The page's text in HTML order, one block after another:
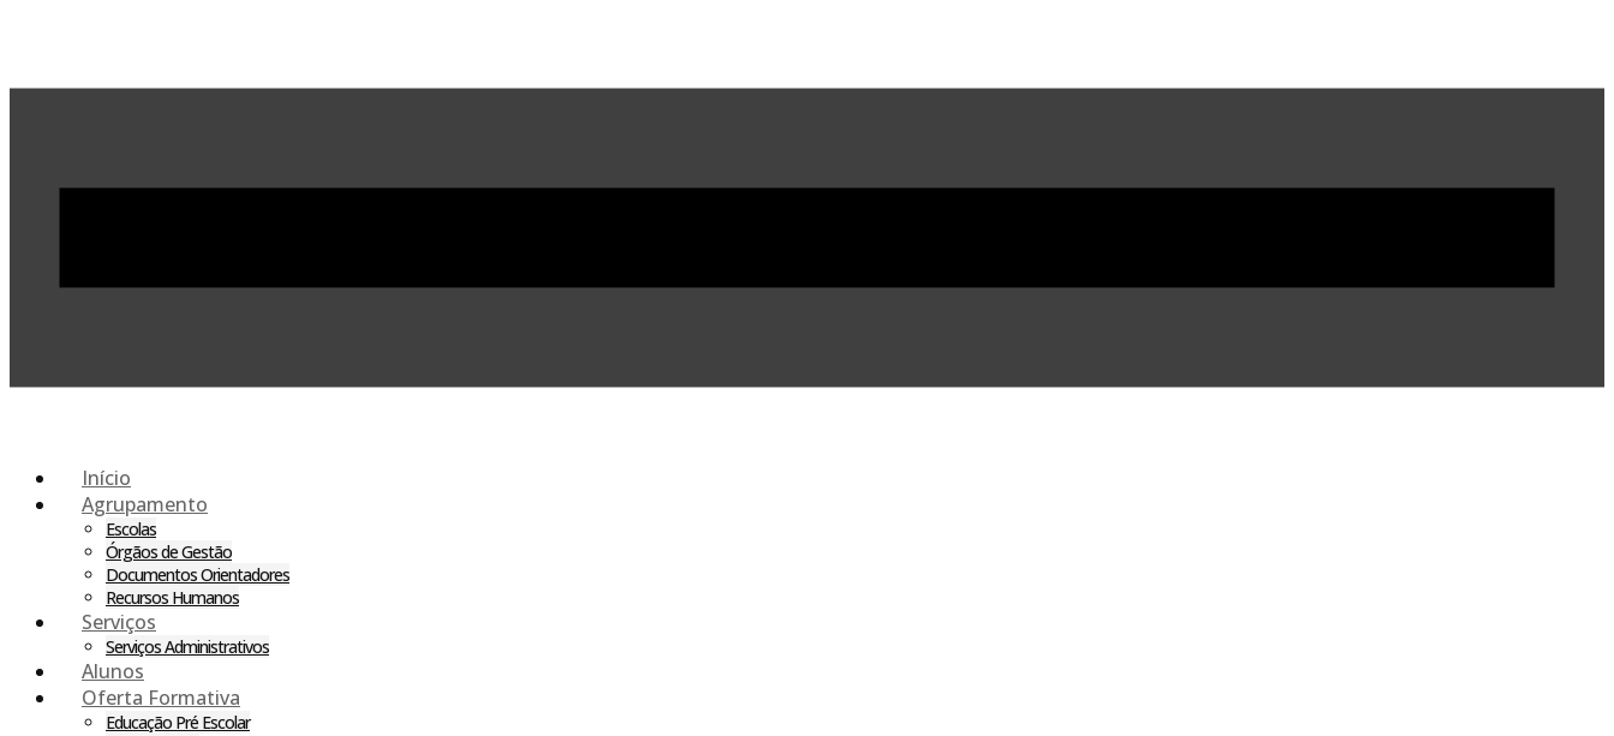
Início
Agrupamento
Escolas
Órgãos de Gestão
Documentos Orientadores
Recursos Humanos
Serviços
Serviços Administrativos
Alunos
Oferta Formativa
Educação Pré Escolar